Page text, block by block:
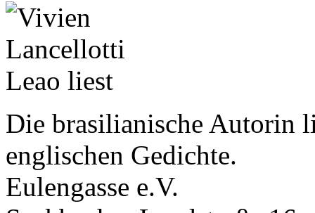
Die brasilianische Autorin
englischen Gedichte.
Eulengasse e.V.